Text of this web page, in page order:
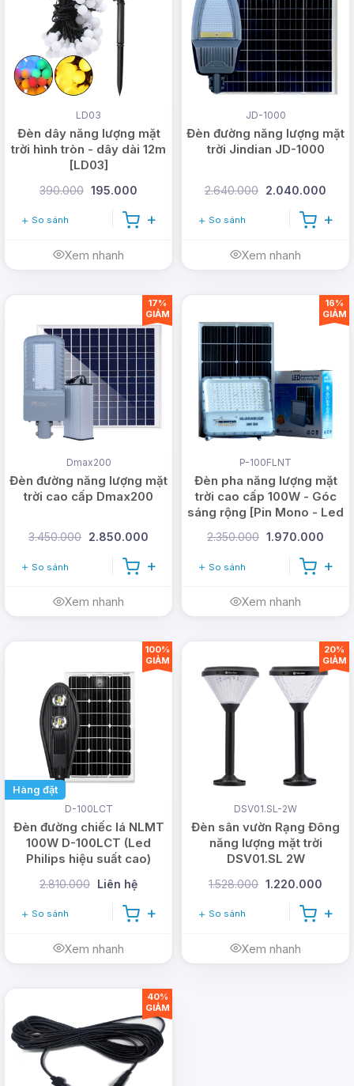
LD03
Đèn dây năng lượng mặt
trời hình tròn - dây dài 12m
[LD03]
390.000 195.000
So sánh
Xem nhanh
JD-1000
Đèn đường năng lượng mặt
trời Jindian JD-1000
2.640.000 2.040.000
So sánh
Xem nhanh
Dmax200
Đèn đường năng lượng mặt
trời cao cấp Dmax200
3.450.000 2.850.000
So sánh
Xem nhanh
17%
GIẢM
P-100FLNT
Đèn pha năng lượng mặt
trời cao cấp 100W - Góc
sáng rộng [Pin Mono - Led
2.350.000 1.970.000
So sánh
Xem nhanh
16%
GIẢM
Hàng đặt
D-100LCT
Đèn đường chiếc lá NLMT
100W D-100LCT (Led
Philips hiệu suất cao)
2.810.000 Liên hệ
So sánh
Xem nhanh
100%
GIẢM
DSV01.SL-2W
Đèn sân vườn Rạng Đông
năng lượng mặt trời
DSV01.SL 2W
1.528.000 1.220.000
So sánh
Xem nhanh
20%
GIẢM
40%
GIẢM